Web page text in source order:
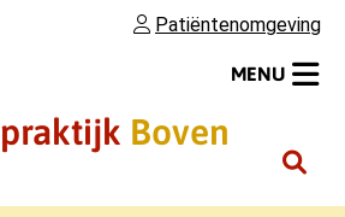
Patiëntenomgeving
Boven
H
o
MENU